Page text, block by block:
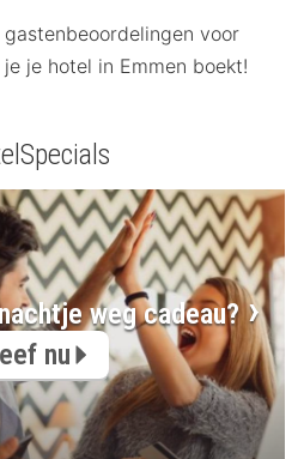
voor
je hotel in Emmen boekt!
weg cadeau?
nu